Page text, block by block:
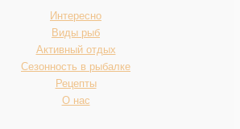
Интересно
Виды рыб
Активный отдых
Сезонность в рыбалке
Рецепты
О нас